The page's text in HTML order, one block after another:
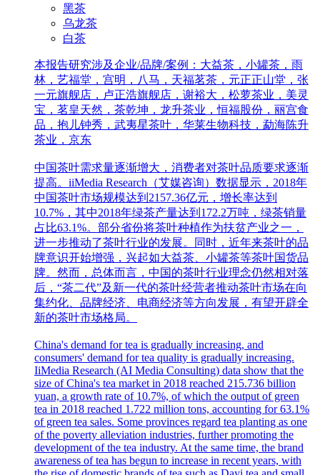
黑茶
乌龙茶
白茶
本报告研究涉及企业/品牌/案例：大益茶，小罐茶，雨
林，艺福堂，宫明，八马，天福茗茶，元正正山堂，张
一元旗舰店，卢正浩旗舰店，谢裕大，松萝茶业，美灵
宝，茗皇天然，茶乾坤，龙升茶业，恒福股份，丽宫食
品，抱儿钟秀，武夷星茶叶，华莱生物科技，勐海陈升
茶业，京东
中国茶叶需求量逐渐增大，消费者对茶叶品质要求逐渐
提高。iiMedia Research（艾媒咨询）数据显示，2018年
中国茶叶市场规模达到2157.36亿元，增长率达到
10.7%，其中2018年绿茶产量达到172.2万吨，绿茶销量
占比63.1%。部分省份将茶叶种植作为扶贫产业之一，
进一步推动了茶叶行业的发展。同时，近年来茶叶的品
牌意识开始增强，兴起如大益茶、小罐茶等茶叶国货品
牌。然而，总体而言，中国的茶叶行业理念仍然相对落
后，“茶二代”及新一代的茶叶经营者推动茶叶市场在向
集约化、品牌经济、电商经济等方向发展，有望开辟全
新的茶叶市场格局。
China's demand for tea is gradually increasing, and
consumers' demand for tea quality is gradually increasing.
IiMedia Research (AI Media Consulting) data show that the
size of China's tea market in 2018 reached 215.736 billion
yuan, a growth rate of 10.7%, of which the output of green
tea in 2018 reached 1.722 million tons, accounting for 63.1%
of green tea sales. Some provinces regard tea planting as one
of the poverty alleviation industries, further promoting the
development of the tea industry. At the same time, the brand
awareness of tea has begun to increase in recent years, with